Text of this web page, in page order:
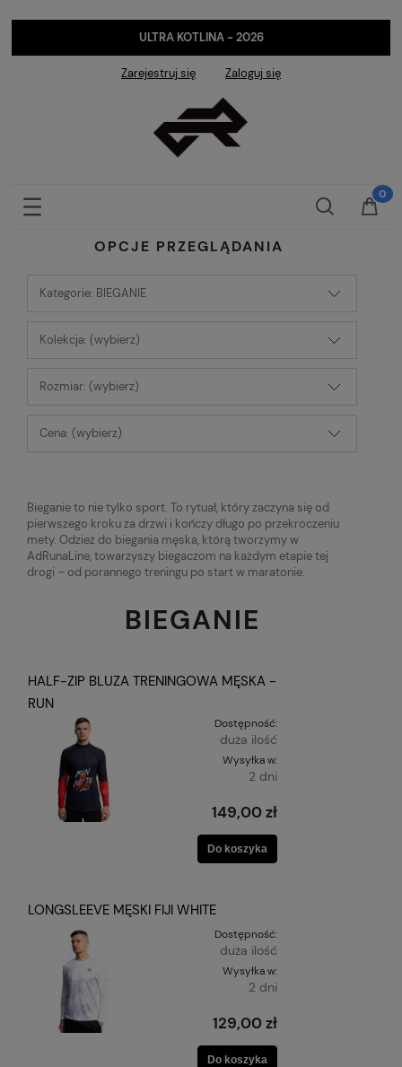
ULTRA KOTLINA - 2026
Zarejestruj się Zaloguj się
OPCJE PRZEGLĄDANIA
Kategorie: BIEGANIE
Kolekcja: (wybierz)
Rozmiar: (wybierz)
Cena: (wybierz)
Bieganie to nie tylko sport. To rytuał, który zaczyna się od
pierwszego kroku za drzwi i kończy długo po przekroczeniu
mety. Odzież do biegania męska, którą tworzymy w
AdRunaLine, towarzyszy biegaczom na każdym etapie tej
drogi – od porannego treningu po start w maratonie.
BIEGANIE
HALF-ZIP BLUZA TRENINGOWA MĘSKA -
RUN
Dostępność:
duża ilość
Wysyłka w:
2 dni
149,00 zł
Do koszyka
LONGSLEEVE MĘSKI FIJI WHITE
Dostępność:
duża ilość
Wysyłka w:
2 dni
129,00 zł
Do koszyka